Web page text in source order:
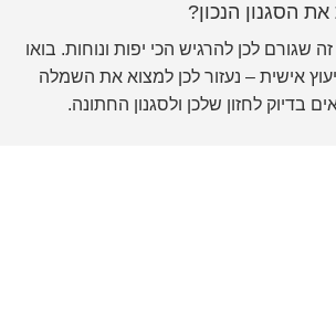
הסגנון הנכון?
זה שגורם לכן להרגיש הכי יפות ונוחות. בואו
אישית – נעזור לכן למצוא את השמלה
בדיוק לחזון שלכן ולסגנון החתונה.